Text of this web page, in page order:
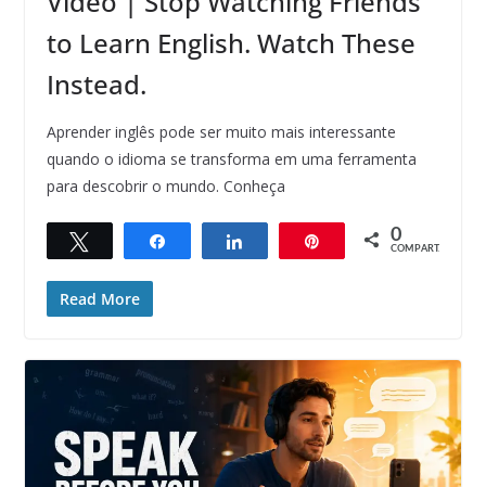
to Learn English. Watch These
Instead.
Aprender inglês pode ser muito mais interessante
quando o idioma se transforma em uma ferramenta
para descobrir o mundo. Conheça
Compartilhar Compartilhar 0
COMPART.
Read More